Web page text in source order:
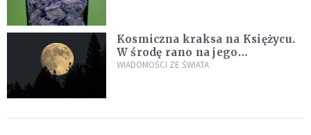
Kosmiczna kraksa na Księżycu.
W środę rano na jego
powierzchni dojdzie do
WIADOMOŚCI ZE ŚWIATA